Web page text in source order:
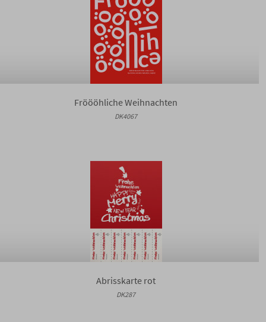
Fröööhliche Weihnachten
DK4067
Abrisskarte rot
DK287